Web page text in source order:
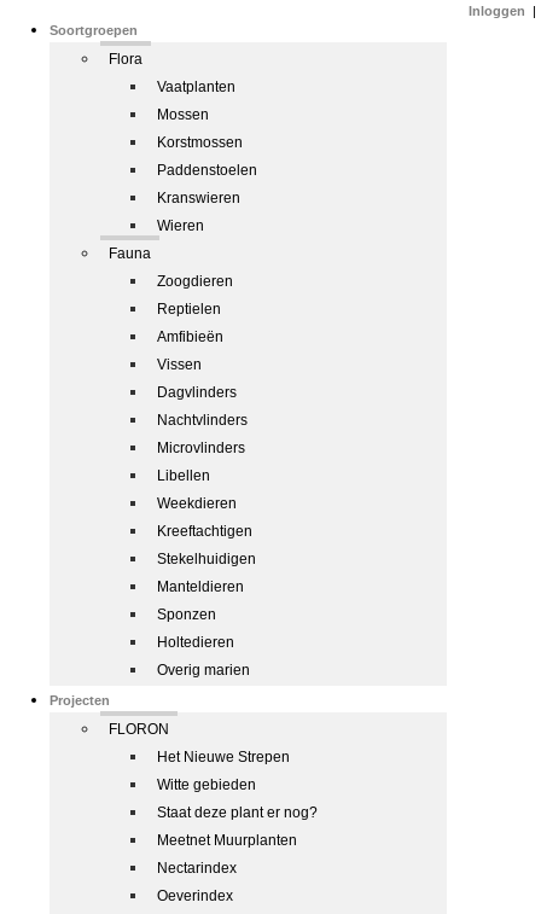
Soortgroepen
Flora
Vaatplanten
Mossen
Korstmossen
Paddenstoelen
Kranswieren
Wieren
Fauna
Zoogdieren
Reptielen
Amfibieën
Vissen
Dagvlinders
Nachtvlinders
Microvlinders
Libellen
Weekdieren
Kreeftachtigen
Stekelhuidigen
Manteldieren
Sponzen
Holtedieren
Overig marien
Projecten
FLORON
Het Nieuwe Strepen
Witte gebieden
Staat deze plant er nog?
Meetnet Muurplanten
Nectarindex
Oeverindex
Inloggen |